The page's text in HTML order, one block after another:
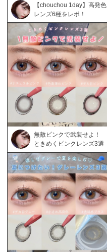
【chouchou 1day】高発色
レンズ6種をレポ！
無敵ピンクで武装せよ！
ときめくピンクレンズ3選